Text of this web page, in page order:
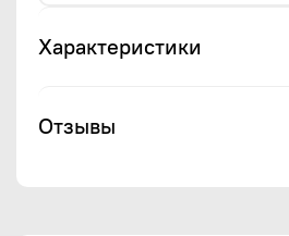
Характеристики
Отзывы